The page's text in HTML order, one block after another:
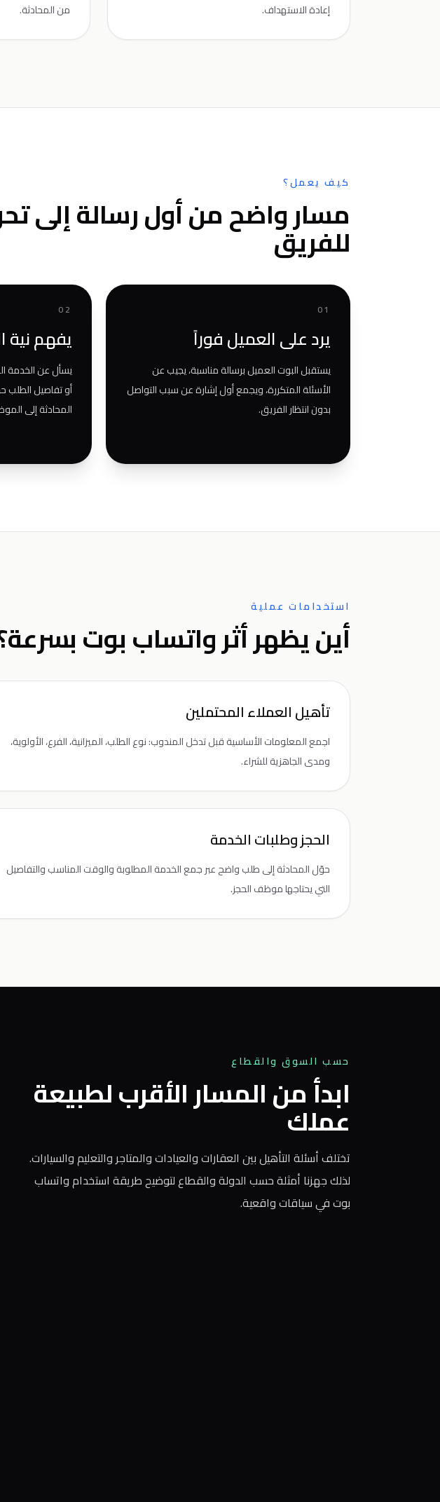
إعادة الاستهداف.
من المحادثة.
كيف يعمل؟
مسار واضح من أول رسالة إلى
للفريق
01
يرد على العميل فوراً
يستقبل البوت العميل برسالة مناسبة، يجيب عن
الأسئلة المتكررة، ويجمع أول إشارة عن سبب التواصل
بدون انتظار الفريق.
02
يفهم نية
يسأل عن الخدمة
أو تفاصيل
المحادثة إلى
استخدامات عملية
أين يظهر أثر واتساب بوت
تأهيل العملاء المحتملين
اجمع المعلومات الأساسية قبل تدخل المندوب: نوع الطلب، الميزانية، الفرع، الأولوية،
ومدى الجاهزية للشراء.
الحجز وطلبات الخدمة
حوّل المحادثة إلى طلب واضح عبر جمع الخدمة المطلوبة والوقت المناسب والتفاصيل
التي يحتاجها موظف الحجز.
حسب السوق والقطاع
ابدأ من المسار الأقرب لطبيعة
عملك
تختلف أسئلة التأهيل بين العقارات والعيادات والمتاجر والتعليم والسيارات.
لذلك جهزنا أمثلة حسب الدولة والقطاع لتوضيح طريقة استخدام واتساب
بوت في سياقات واقعية.